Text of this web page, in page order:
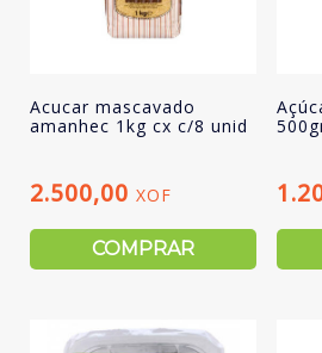
Acucar mascavado
amanhec 1kg cx c/8 unid
2.500,00 XOF
COMPRAR